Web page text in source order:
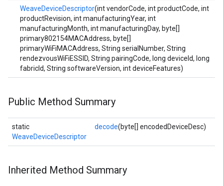
WeaveDeviceDescriptor(int vendorCode, int productCode, int
productRevision, int manufacturingYear, int
manufacturingMonth, int manufacturingDay, byte[]
primary802154MACAddress, byte[]
primaryWiFiMACAddress, String serialNumber, String
rendezvousWiFiESSID, String pairingCode, long deviceId, long
fabricId, String softwareVersion, int deviceFeatures)
Public Method Summary
static
WeaveDeviceDescriptor
decode(byte[] encodedDeviceDesc)
Inherited Method Summary